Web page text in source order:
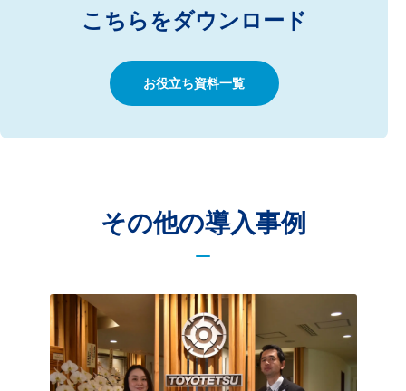
こちらをダウンロード
お役立ち資料一覧
その他の導入事例